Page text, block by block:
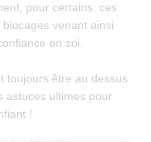
pour certains, ces
venant ainsi
en soi.
toujours être au dessus
astuces ultimes pour
!